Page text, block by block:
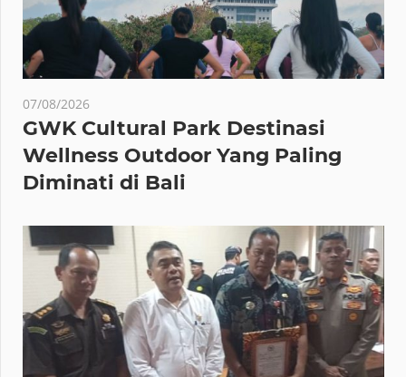
07/08/2026
GWK Cultural Park Destinasi
Wellness Outdoor Yang Paling
Diminati di Bali